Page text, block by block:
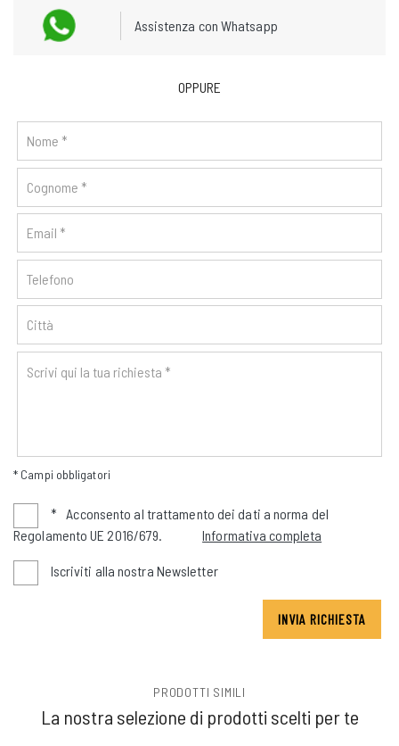
Assistenza con Whatsapp
OPPURE
* Campi obbligatori
* Acconsento al trattamento dei dati a norma del
Regolamento UE 2016/679.
Informativa completa
Iscriviti alla nostra Newsletter
INVIA RICHIESTA
PRODOTTI SIMILI
La nostra selezione di prodotti scelti per te